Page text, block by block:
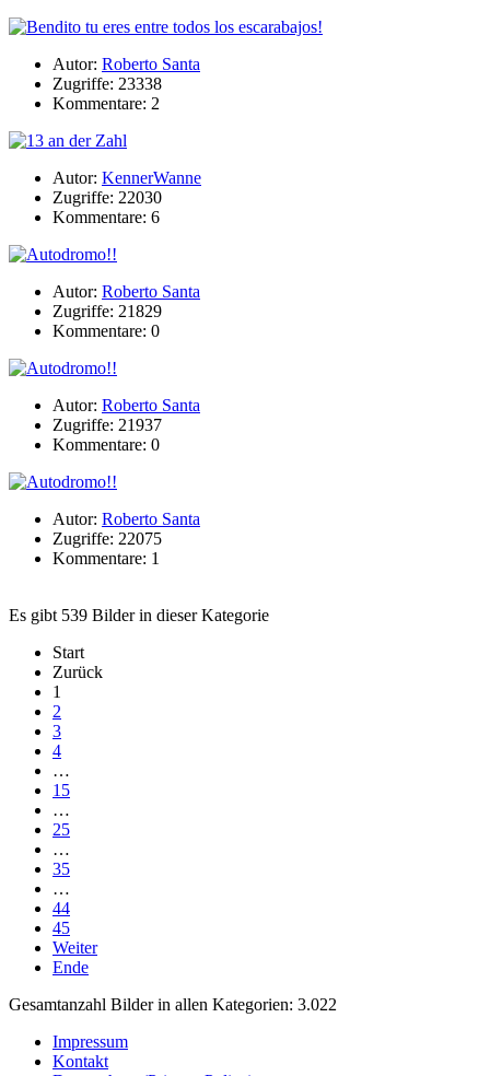
Autor: Roberto Santa
Zugriffe: 23338
Kommentare: 2
Autor: KennerWanne
Zugriffe: 22030
Kommentare: 6
Autor: Roberto Santa
Zugriffe: 21829
Kommentare: 0
Autor: Roberto Santa
Zugriffe: 21937
Kommentare: 0
Autor: Roberto Santa
Zugriffe: 22075
Kommentare: 1
Es gibt 539 Bilder in dieser Kategorie
Start
Zurück
1
2
3
4
…
15
…
25
…
35
…
44
45
Weiter
Ende
Gesamtanzahl Bilder in allen Kategorien: 3.022
Impressum
Kontakt